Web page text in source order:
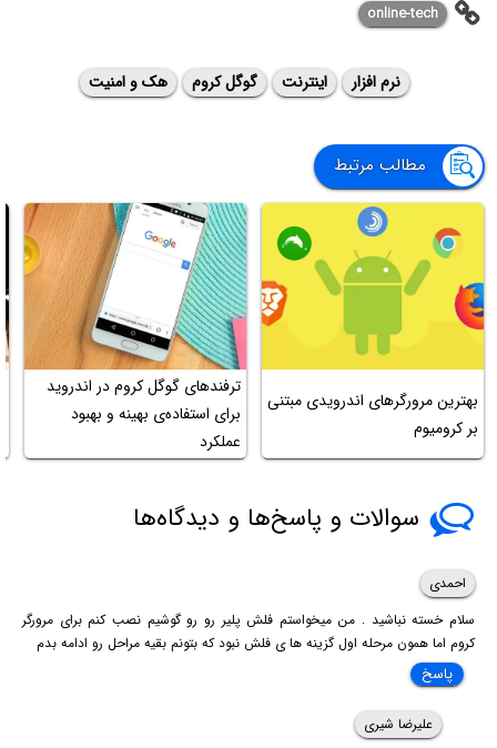
online-tech
نرم افزار اینترنت گوگل کروم هک و امنیت
مطالب مرتبط
بهترین مرورگرهای اندرویدی مبتنی
بر کرومیوم
ترفندهای گوگل کروم در اندروید
برای استفاده‌ی بهینه و بهبود
عملکرد
سوالات و پاسخ‌ها و دیدگاه‌ها
احمدی
سلام خسته نباشید . من میخواستم فلش پلیر رو رو گوشیم نصب کنم برای مرورگر
کروم اما همون مرحله اول گزینه ها ی فلش نبود که بتونم بقیه مراحل رو ادامه بدم
پاسخ
علیرضا شیری